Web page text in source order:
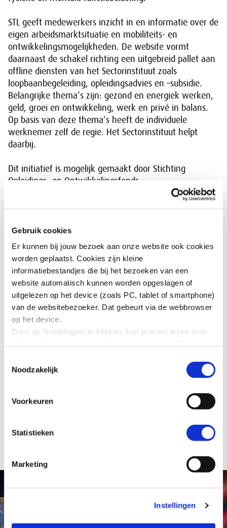
Gebruik cookies
Er kunnen bij jouw bezoek aan onze website ook cookies
worden geplaatst. Cookies zijn kleine
informatiebestandjes die bij het bezoeken van een
website automatisch kunnen worden opgeslagen of
uitgelezen op het device (zoals PC, tablet of smartphone)
van de websitebezoeker. Dat gebeurt via de webbrowser
op het device.
Door op ‘Instellingen’ te klikken, kun je meer lezen over
alle cookies zoals omschreven in onze cookieverklaring
in deze cookiebanner. Door op ‘Alleen noodzakelijke
noodzakelijke cookies.
lezen in onze
Noodzakelijk
Voorkeuren
Statistieken
Marketing
Instellingen
STL geeft medewerkers inzicht in en informatie over de
eigen arbeidsmarktsituatie en mobiliteits- en
ontwikkelingsmogelijkheden. De website vormt
daarnaast de schakel richting een uitgebreid pallet aan
offline diensten van het Sectorinstituut zoals
loopbaanbegeleiding, opleidingsadvies en –subsidie.
Belangrijke thema’s zijn: gezond en energiek werken,
geld, groei en ontwikkeling, werk en privé in balans.
Op basis van deze thema’s heeft de individuele
werknemer zelf de regie. Het Sectorinstituut helpt
daarbij.
Dit initiatief is mogelijk gemaakt door Stichting
Opleidings- en Ontwikkelingsfonds
Beroepsgoederenvervoer over de weg en de Verhuur
Betrokken samenwerkingspartners
Sociale partners
Contactpersoon
Karin Schoneveld | E:kschoneveld@stlwerkt.nl| T:06